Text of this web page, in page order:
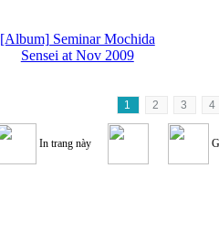
[Album] Seminar Mochida
Sensei at Nov 2009
1 2 3 4
In trang này